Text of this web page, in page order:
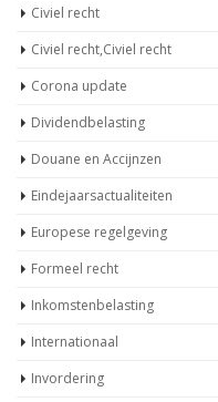
Civiel recht
Civiel recht,Civiel recht
Corona update
Dividendbelasting
Douane en Accijnzen
Eindejaarsactualiteiten
Europese regelgeving
Formeel recht
Inkomstenbelasting
Internationaal
Invordering